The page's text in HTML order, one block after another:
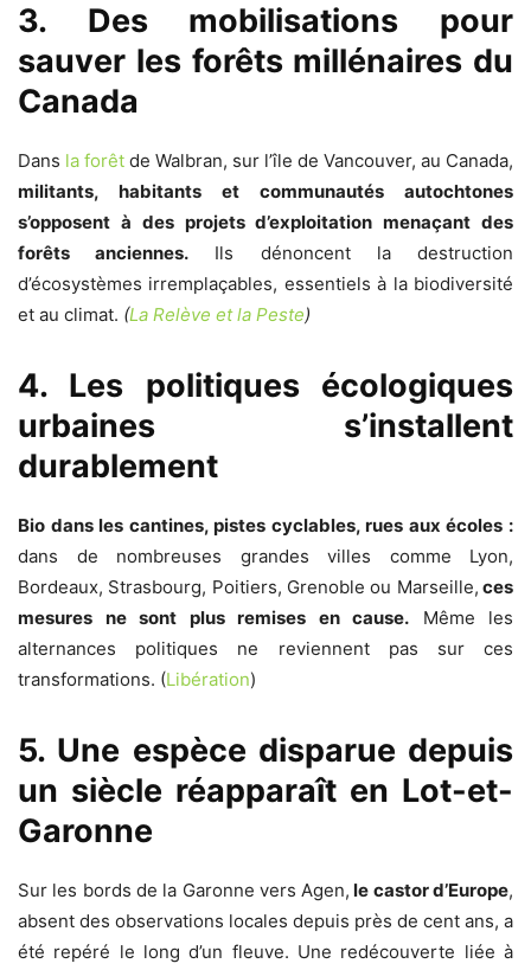
3. Des mobilisations pour
sauver les forêts millénaires du
Canada
Dans la forêt de Walbran, sur l’île de Vancouver, au Canada,
militants, habitants et communautés autochtones
s’opposent à des projets d’exploitation menaçant des
forêts anciennes. Ils dénoncent la destruction
d’écosystèmes irremplaçables, essentiels à la biodiversité
et au climat. (La Relève et la Peste)
4. Les politiques écologiques
urbaines s’installent
durablement
Bio dans les cantines, pistes cyclables, rues aux écoles :
dans de nombreuses grandes villes comme Lyon,
Bordeaux, Strasbourg, Poitiers, Grenoble ou Marseille, ces
mesures ne sont plus remises en cause. Même les
alternances politiques ne reviennent pas sur ces
transformations. (Libération)
5. Une espèce disparue depuis
un siècle réapparaît en Lot-et-
Garonne
Sur les bords de la Garonne vers Agen, le castor d’Europe,
absent des observations locales depuis près de cent ans, a
été repéré le long d’un fleuve. Une redécouverte liée à